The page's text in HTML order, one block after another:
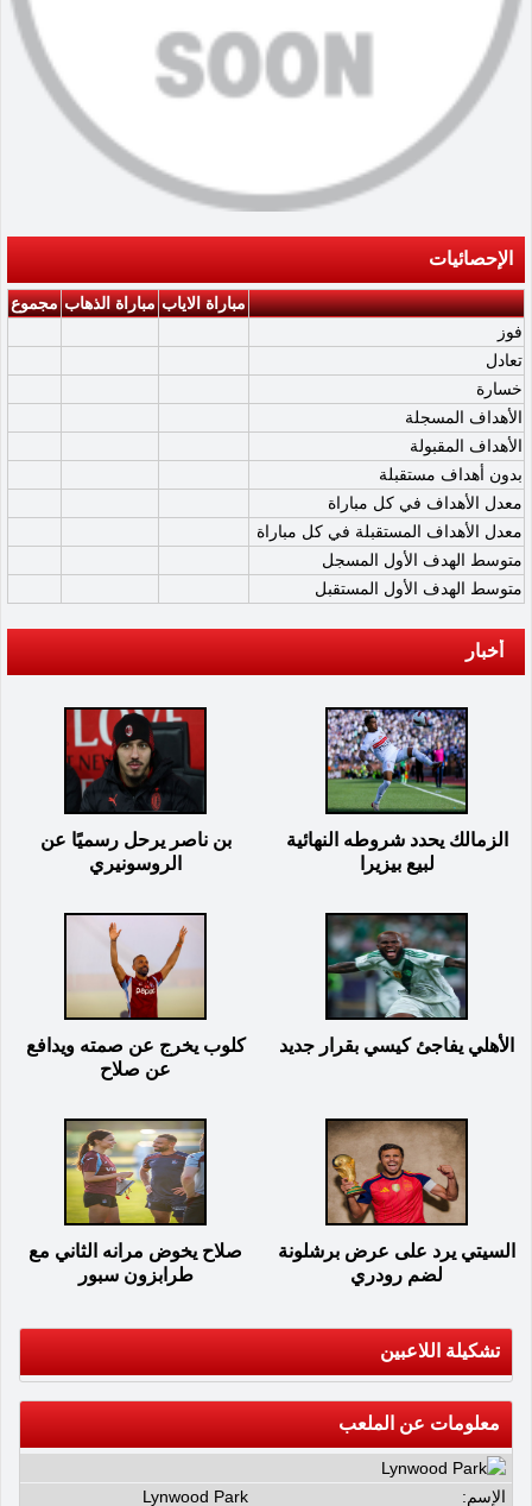
الإحصائيات
مباراة الاياب مباراة الذهاب مجموع
فوز
تعادل
خسارة
الأهداف المسجلة
الأهداف المقبولة
بدون أهداف مستقبلة
معدل الأهداف في كل مباراة
معدل الأهداف المستقبلة في كل مباراة
متوسط الهدف الأول المسجل
متوسط الهدف الأول المستقبل
أخبار
الزمالك يحدد شروطه النهائية
لبيع بيزيرا
بن ناصر يرحل رسميًا عن
الروسونيري
الأهلي يفاجئ كيسي بقرار جديد
كلوب يخرج عن صمته ويدافع
عن صلاح
السيتي يرد على عرض برشلونة
لضم رودري
صلاح يخوض مرانه الثاني مع
طرابزون سبور
تشكيلة اللاعبين
معلومات عن الملعب
الإسم: Lynwood Park